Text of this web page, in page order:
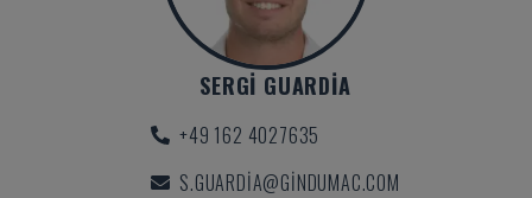
SERGI GUARDIA
+49 162 4027635
S.GUARDIA@GINDUMAC.COM